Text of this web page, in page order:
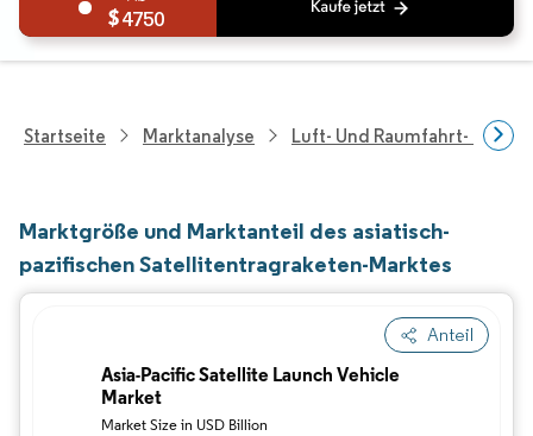
4750
Startseite Marktanalyse Luft- Und Raumfahrt- Und
Marktgröße und Marktanteil des asiatisch-
pazifischen Satellitentragraketen-Marktes
Anteil